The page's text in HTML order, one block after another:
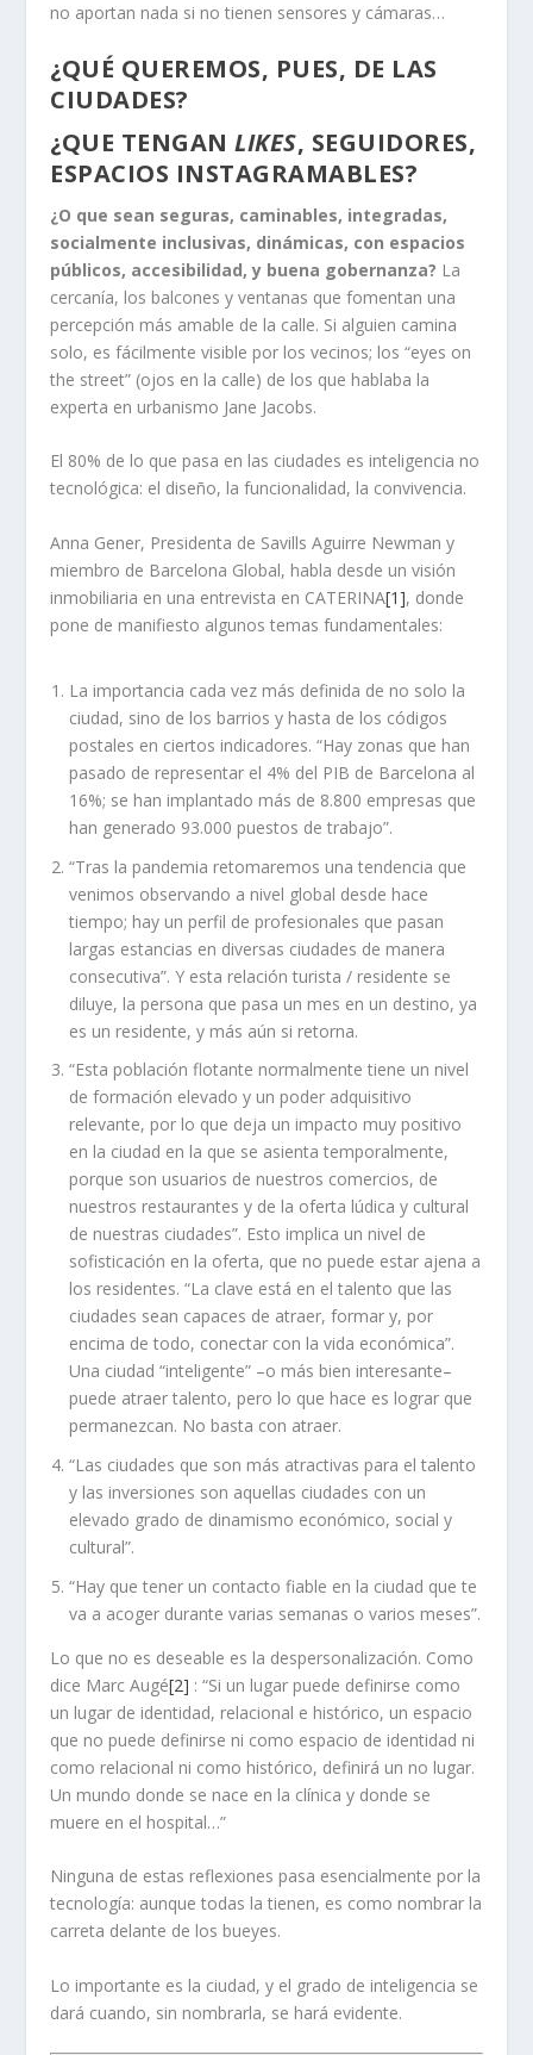
no aportan nada si no tienen sensores y cámaras…
¿QUÉ QUEREMOS, PUES, DE LAS
CIUDADES?
¿QUE TENGANLIKES, SEGUIDORES,
ESPACIOS INSTAGRAMABLES?
¿O que sean seguras, caminables, integradas,
socialmente inclusivas, dinámicas, con espacios
públicos, accesibilidad, y buena gobernanza? La
cercanía, los balcones y ventanas que fomentan una
percepción más amable de la calle. Si alguien camina
solo, es fácilmente visible por los vecinos; los “eyes on
the street” (ojos en la calle) de los que hablaba la
experta en urbanismo Jane Jacobs.
El 80% de lo que pasa en las ciudades es inteligencia no
tecnológica: el diseño, la funcionalidad, la convivencia.
Anna Gener, Presidenta de Savills Aguirre Newman y
miembro de Barcelona Global, habla desde un visión
inmobiliaria en una entrevista en CATERINA[1], donde
pone de manifiesto algunos temas fundamentales:
La importancia cada vez más definida de no solo la
ciudad, sino de los barrios y hasta de los códigos
postales en ciertos indicadores. “Hay zonas que han
pasado de representar el 4% del PIB de Barcelona al
16%; se han implantado más de 8.800 empresas que
han generado 93.000 puestos de trabajo”.
“Tras la pandemia retomaremos una tendencia que
venimos observando a nivel global desde hace
tiempo; hay un perfil de profesionales que pasan
largas estancias en diversas ciudades de manera
consecutiva”. Y esta relación turista / residente se
diluye, la persona que pasa un mes en un destino, ya
es un residente, y más aún si retorna.
“Esta población flotante normalmente tiene un nivel
de formación elevado y un poder adquisitivo
relevante, por lo que deja un impacto muy positivo
en la ciudad en la que se asienta temporalmente,
porque son usuarios de nuestros comercios, de
nuestros restaurantes y de la oferta lúdica y cultural
de nuestras ciudades”. Esto implica un nivel de
sofisticación en la oferta, que no puede estar ajena a
los residentes. “La clave está en el talento que las
ciudades sean capaces de atraer, formar y, por
encima de todo, conectar con la vida económica”.
Una ciudad “inteligente” –o más bien interesante–
puede atraer talento, pero lo que hace es lograr que
permanezcan. No basta con atraer.
“Las ciudades que son más atractivas para el talento
y las inversiones son aquellas ciudades con un
elevado grado de dinamismo económico, social y
cultural”.
“Hay que tener un contacto fiable en la ciudad que te
va a acoger durante varias semanas o varios meses”.
Lo que no es deseable es la despersonalización. Como
dice Marc Augé[2] : “Si un lugar puede definirse como
un lugar de identidad, relacional e histórico, un espacio
que no puede definirse ni como espacio de identidad ni
como relacional ni como histórico, definirá un no lugar.
Un mundo donde se nace en la clínica y donde se
muere en el hospital…”
Ninguna de estas reflexiones pasa esencialmente por la
tecnología: aunque todas la tienen, es como nombrar la
carreta delante de los bueyes.
Lo importante es la ciudad, y el grado de inteligencia se
dará cuando, sin nombrarla, se hará evidente.